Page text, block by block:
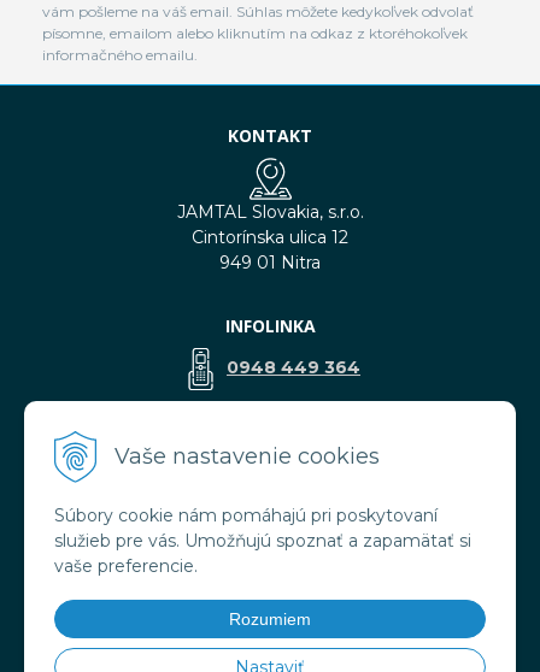
Vaše nastavenie cookies
Súbory cookie nám pomáhajú pri poskytovaní
služieb pre vás. Umožňujú spoznať a zapamätať si
vaše preferencie.
Rozumiem
Nastaviť
vám pošleme na váš email. Súhlas môžete kedykoľvek odvolať
písomne, emailom alebo kliknutím na odkaz z ktoréhokoľvek
informačného emailu.
KONTAKT
JAMTAL Slovakia, s.r.o.
Cintorínska ulica 12
949 01 Nitra
INFOLINKA
0948 449 364
VŠETKO O NÁKUPE
Obchodné podmienky
Doprava a platba
Ochrana osobných údajov